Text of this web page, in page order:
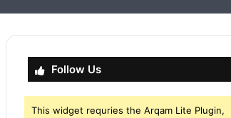
Follow Us
This widget requries the Arqam Lite Plugin,